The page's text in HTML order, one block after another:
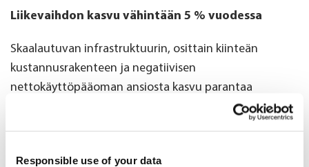
Responsible use of your data
Liikevaihdon kasvu vähintään 5 % vuodessa
Skaalautuvan infrastruktuurin, osittain kiinteän
kustannusrakenteen ja negatiivisen
nettokäyttöpääoman ansiosta kasvu parantaa